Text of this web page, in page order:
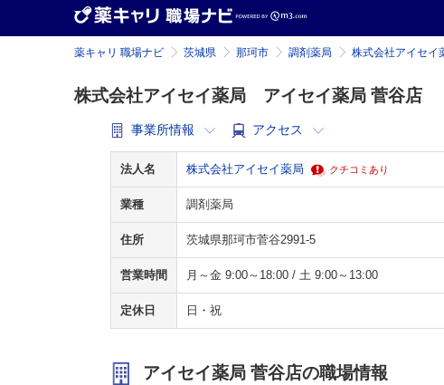
薬キャリ 職場ナビ 茨城県 那珂市 調剤薬局 株式会社アイセイ
株式会社アイセイ薬局 アイセイ薬局 菅谷店
事業所情報 アクセス
法人名 株式会社アイセイ薬局 クチコミあり
業種 調剤薬局
住所 茨城県那珂市菅谷2991-5
営業時間 月～金 9:00～18:00 / 土 9:00～13:00
定休日 日・祝
アイセイ薬局 菅谷店の職場情報